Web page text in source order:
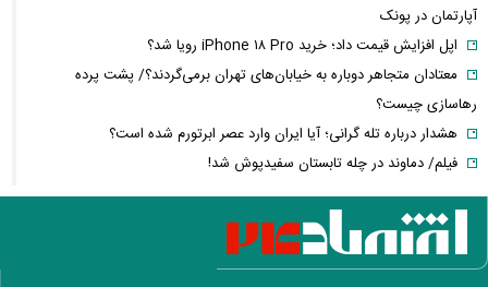
آپارتمان در پونک
اپل افزایش قیمت داد؛ خرید iPhone ۱۸ Pro رویا شد؟
معتادان متجاهر دوباره به خیابان‌های تهران برمی‌گردند؟/ پشت پرده
رهاسازی چیست؟
هشدار درباره تله گرانی؛ آیا ایران وارد عصر ابرتورم شده است؟
فیلم/ دماوند در چله تابستان سفیدپوش شد!
قتل دردناک قهرمان MMA در اتوبان همت
هشدار ظریف درباره مذاکرات ایران و آمریکا؛ چرا اروپا را نمی‌توان حذف کرد؟
پیمان مکه و معادلات جدید منطقه؛ جنگ ایران چگونه معماری امنیتی